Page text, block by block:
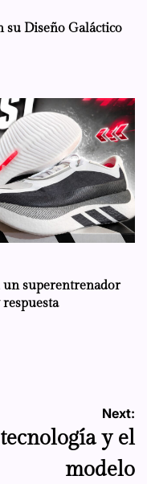
su Diseño Galáctico
un superentrenador
Next:
y el
modelo